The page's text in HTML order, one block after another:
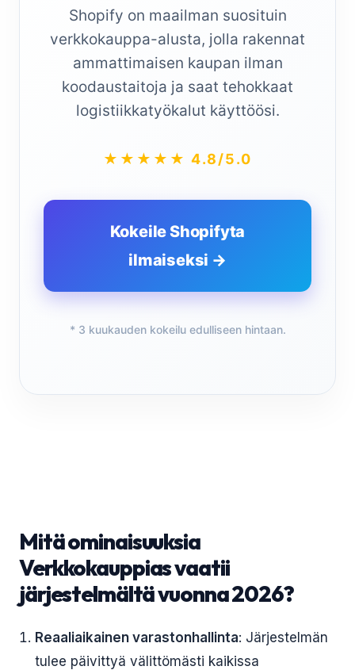
Shopify on maailman suosituin
verkkokauppa-alusta, jolla rakennat
ammattimaisen kaupan ilman
koodaustaitoja ja saat tehokkaat
logistiikkatyökalut käyttöösi.
★★★★★ 4.8/5.0
Kokeile Shopifyta
ilmaiseksi →
* 3 kuukauden kokeilu edulliseen hintaan.
Mitä ominaisuuksia
Verkkokauppias vaatii
järjestelmältä vuonna 2026?
Reaaliaikainen varastonhallinta: Järjestelmän
tulee päivittyä välittömästi kaikissa